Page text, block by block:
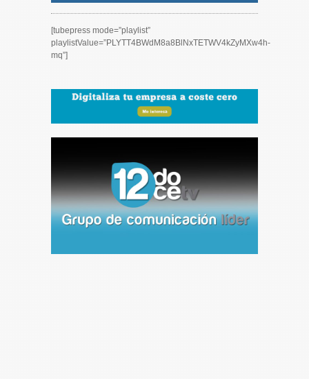
[tubepress mode=”playlist”
playlistValue=”PLYTT4BWdM8a8BlNxTETWV4kZyMXw4h-
mq”]